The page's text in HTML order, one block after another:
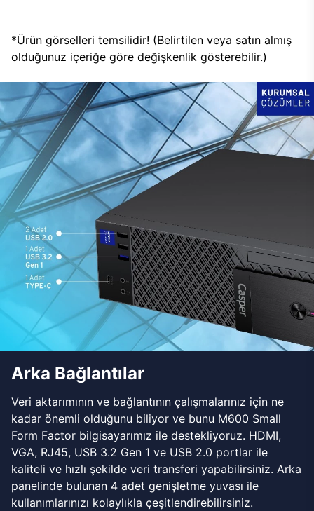
*Ürün görselleri temsilidir! (Belirtilen veya satın almış
olduğunuz içeriğe göre değişkenlik gösterebilir.)
Arka Bağlantılar
Veri aktarımının ve bağlantının çalışmalarınız için ne
kadar önemli olduğunu biliyor ve bunu M600 Small
Form Factor bilgisayarımız ile destekliyoruz. HDMI,
VGA, RJ45, USB 3.2 Gen 1 ve USB 2.0 portlar ile
kaliteli ve hızlı şekilde veri transferi yapabilirsiniz. Arka
panelinde bulunan 4 adet genişletme yuvası ile
kullanımlarınızı kolaylıkla çeşitlendirebilirsiniz.